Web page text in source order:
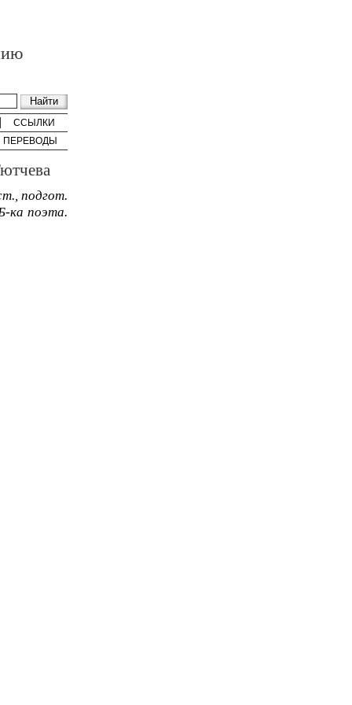
ССЫЛКИ
ПЕРЕВОДЫ
подгот.
ка поэта.